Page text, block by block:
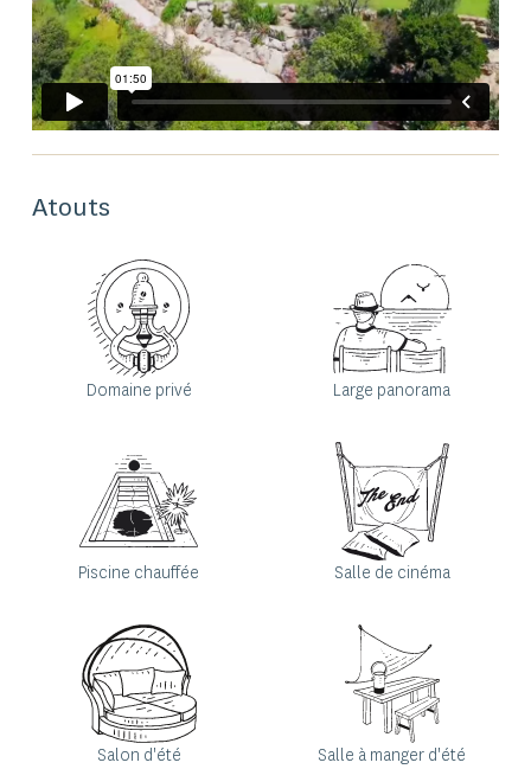
Atouts
Domaine privé Large panorama
Piscine chauffée Salle de cinéma
Salon d'été Salle à manger d'été